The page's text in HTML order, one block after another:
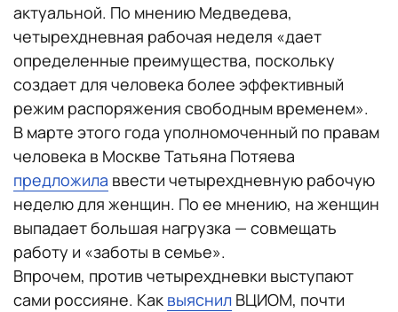
актуальной. По мнению Медведева,
четырехдневная рабочая неделя «дает
определенные преимущества, поскольку
создает для человека более эффективный
режим распоряжения свободным временем».
В марте этого года уполномоченный по правам
человека в Москве Татьяна Потяева
предложила ввести четырехдневную рабочую
неделю для женщин. По ее мнению, на женщин
выпадает большая нагрузка — совмещать
работу и «заботы в семье».
Впрочем, против четырехдневки выступают
сами россияне. Как выяснил ВЦИОМ, почти